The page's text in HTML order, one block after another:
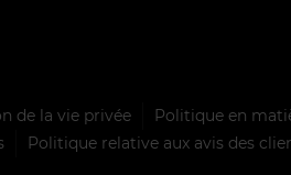
de la vie privée Politique en
Politique relative aux avis des